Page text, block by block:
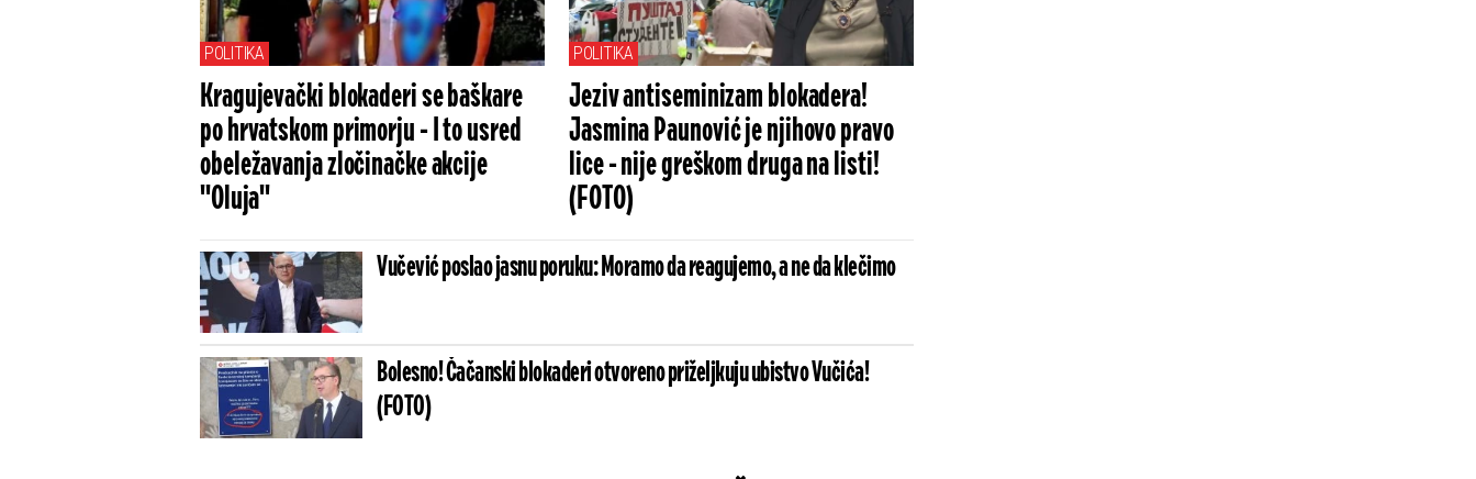
POLITIKA
Kragujevački blokaderi se baškare
po hrvatskom primorju - I to usred
obeležavanja zločinačke akcije
''Oluja''
POLITIKA
Jeziv antiseminizam blokadera!
Jasmina Paunović je njihovo pravo
lice - nije greškom druga na listi!
(FOTO)
Vučević poslao jasnu poruku: Moramo da reagujemo, a ne da klečimo
Bolesno! Čačanski blokaderi otvoreno priželjkuju ubistvo Vučića!
(FOTO)